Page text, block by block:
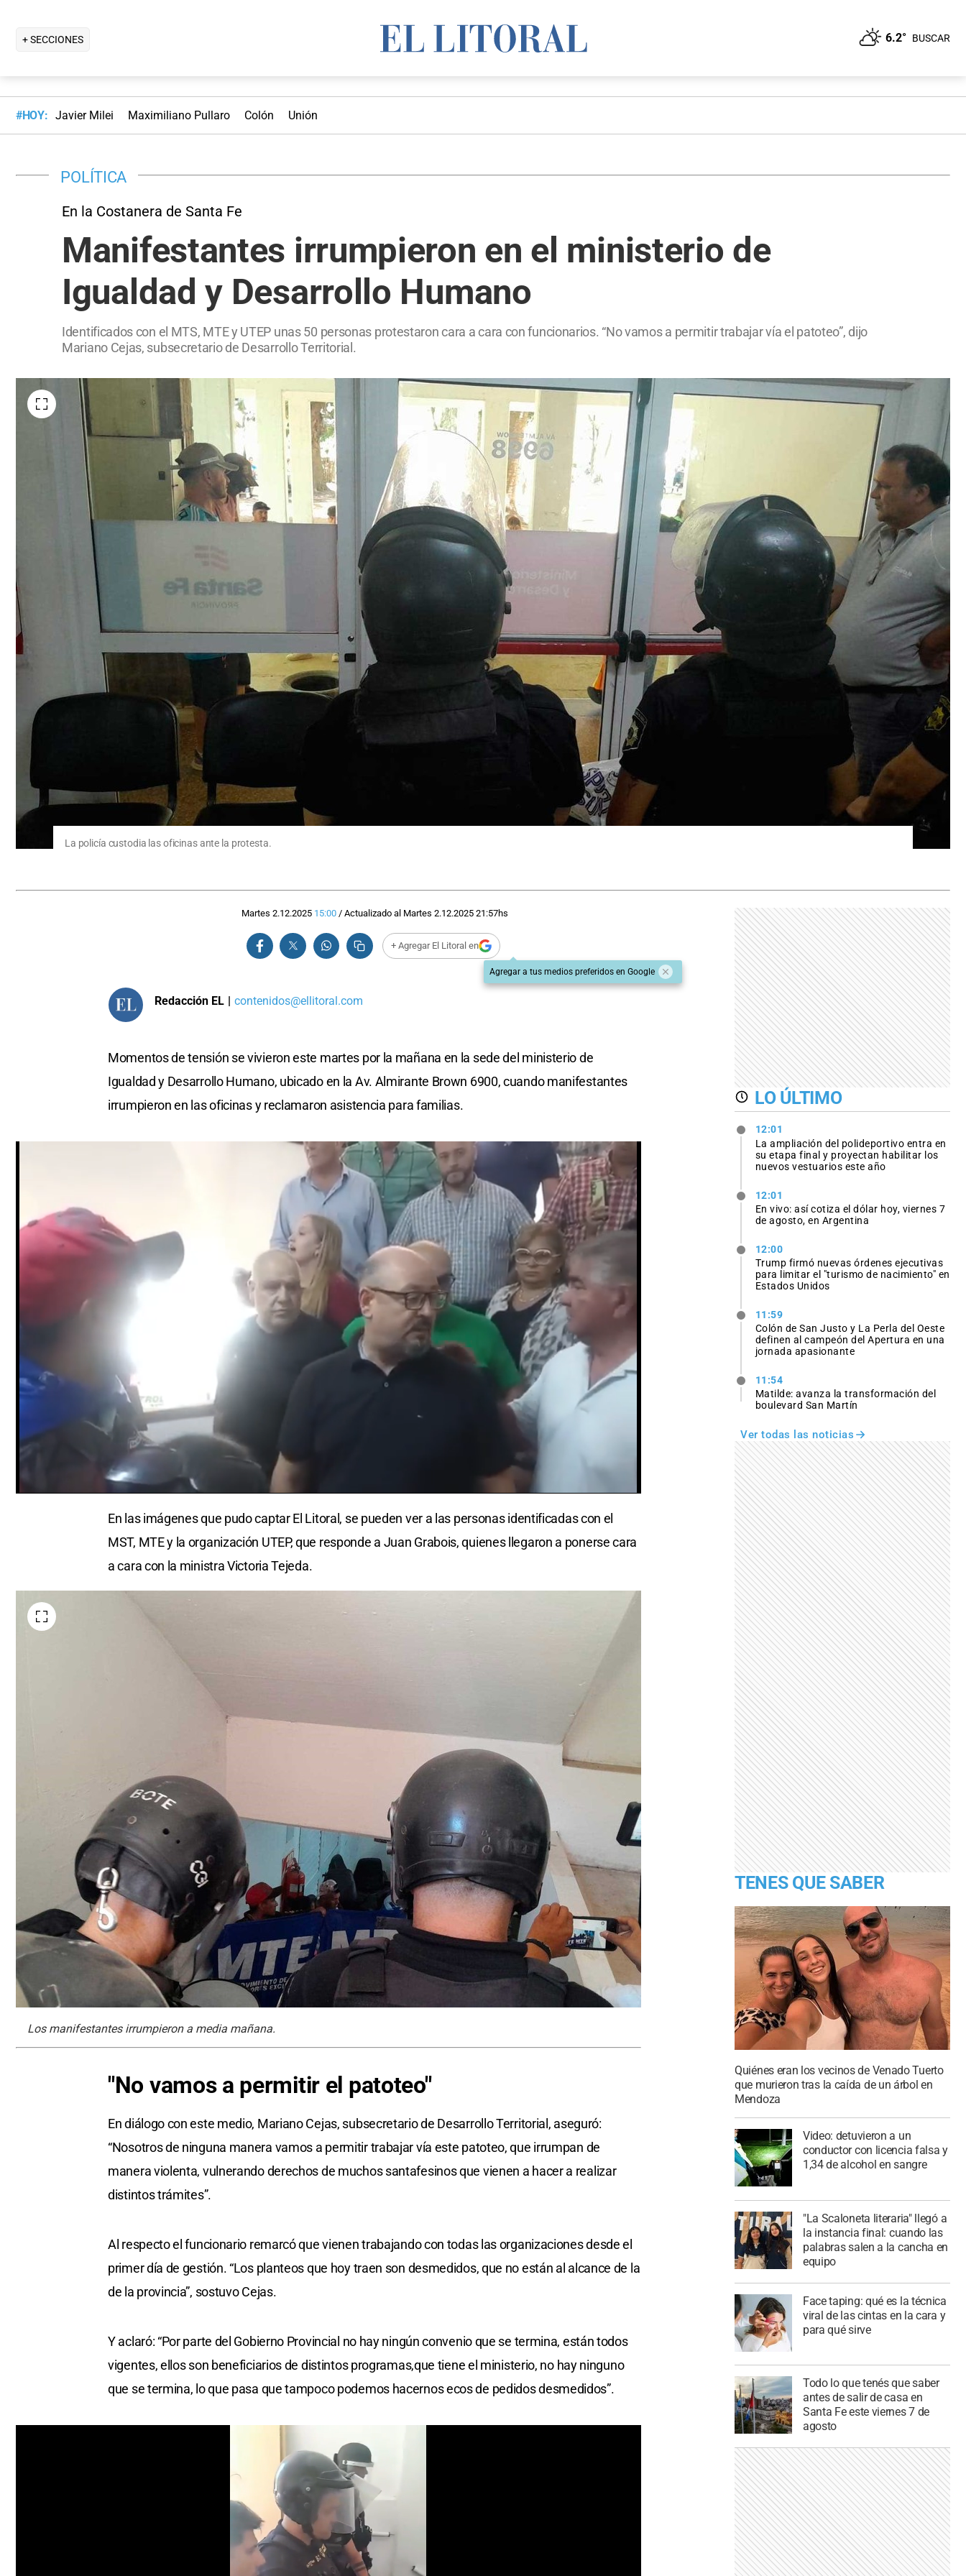
+ SECCIONES 6.2° BUSCAR
#HOY: Javier Milei Maximiliano Pullaro Colón Unión
POLÍTICA
En la Costanera de Santa Fe
Manifestantes irrumpieron en el ministerio de
Igualdad y Desarrollo Humano
Identificados con el MTS, MTE y UTEP unas 50 personas protestaron cara a cara con funcionarios. “No vamos a permitir trabajar vía el patoteo”, dijo
Mariano Cejas, subsecretario de Desarrollo Territorial.
La policía custodia las oficinas ante la protesta.
Martes 2.12.2025 15:00/ Actualizado al Martes 2.12.2025 21:57hs
+ Agregar El Litoral en
Agregar a tus medios preferidos en Google
Redacción EL | contenidos@ellitoral.com
Momentos de tensión se vivieron este martes por la mañana en la sede del ministerio de
Igualdad y Desarrollo Humano, ubicado en la Av. Almirante Brown 6900, cuando manifestantes
irrumpieron en las oficinas y reclamaron asistencia para familias.
En las imágenes que pudo captar El Litoral, se pueden ver a las personas identificadas con el
MST, MTE y la organización UTEP, que responde a Juan Grabois, quienes llegaron a ponerse cara
a cara con la ministra Victoria Tejeda.
Los manifestantes irrumpieron a media mañana.
"No vamos a permitir el patoteo"
En diálogo con este medio, Mariano Cejas, subsecretario de Desarrollo Territorial, aseguró:
“Nosotros de ninguna manera vamos a permitir trabajar vía este patoteo, que irrumpan de
manera violenta, vulnerando derechos de muchos santafesinos que vienen a hacer a realizar
distintos trámites”.
Al respecto el funcionario remarcó que vienen trabajando con todas las organizaciones desde el
primer día de gestión. “Los planteos que hoy traen son desmedidos, que no están al alcance de la
de la provincia”, sostuvo Cejas.
Y aclaró: “Por parte del Gobierno Provincial no hay ningún convenio que se termina, están todos
vigentes, ellos son beneficiarios de distintos programas,que tiene el ministerio, no hay ninguno
que se termina, lo que pasa que tampoco podemos hacernos ecos de pedidos desmedidos”.
LO ÚLTIMO
12:01
La ampliación del polideportivo entra en
su etapa final y proyectan habilitar los
nuevos vestuarios este año
12:01
En vivo: así cotiza el dólar hoy, viernes 7
de agosto, en Argentina
12:00
Trump firmó nuevas órdenes ejecutivas
para limitar el "turismo de nacimiento" en
Estados Unidos
11:59
Colón de San Justo y La Perla del Oeste
definen al campeón del Apertura en una
jornada apasionante
11:54
Matilde: avanza la transformación del
boulevard San Martín
Ver todas las noticias
TENES QUE SABER
Quiénes eran los vecinos de Venado Tuerto
que murieron tras la caída de un árbol en
Mendoza
Video: detuvieron a un
conductor con licencia falsa y
1,34 de alcohol en sangre
"La Scaloneta literaria" llegó a
la instancia final: cuando las
palabras salen a la cancha en
equipo
Face taping: qué es la técnica
viral de las cintas en la cara y
para qué sirve
Todo lo que tenés que saber
antes de salir de casa en
Santa Fe este viernes 7 de
agosto